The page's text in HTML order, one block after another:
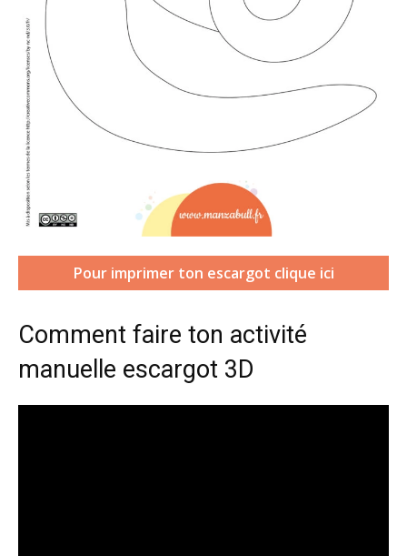
Pour imprimer ton escargot clique ici
Comment faire ton activité
manuelle escargot 3D